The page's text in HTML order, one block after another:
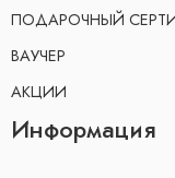
ПОДАРОЧНЫЙ
ВАУЧЕР
АКЦИИ
Информация